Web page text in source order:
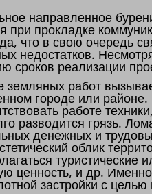
направленное
при прокладке
что в свою очередь
недостатков.
сроков реализации
земляных работ
городе или
работе
разводится грязь.
денежных и
облик
ценность, и др.
застройки с